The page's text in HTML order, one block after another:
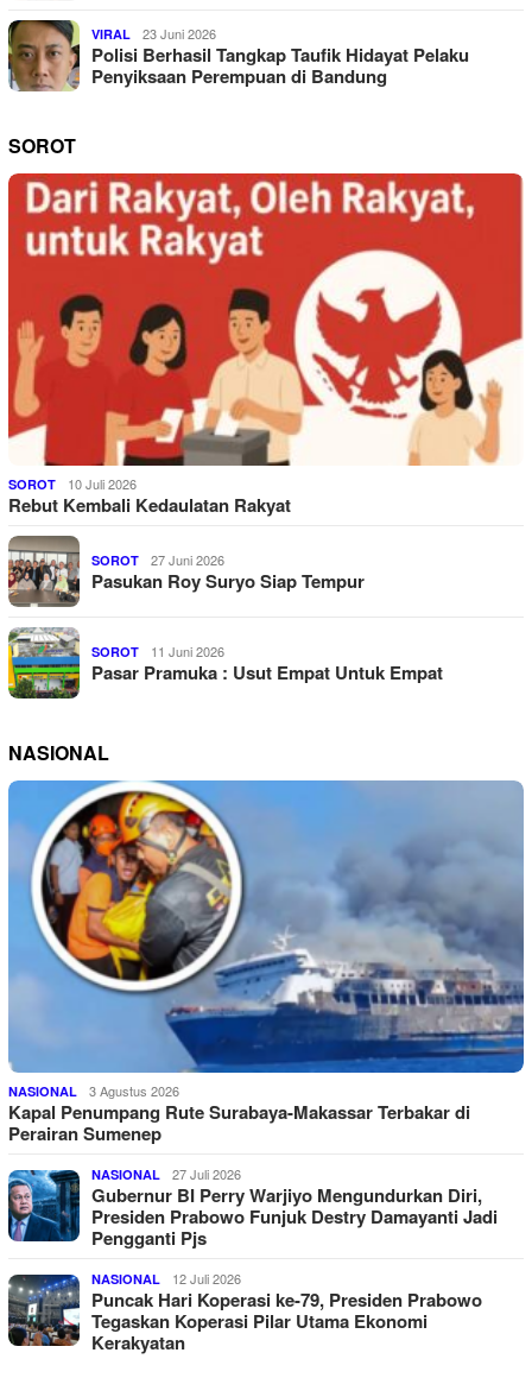
VIRAL 23 Juni 2026
Polisi Berhasil Tangkap Taufik Hidayat Pelaku
Penyiksaan Perempuan di Bandung
SOROT
SOROT 10 Juli 2026
Rebut Kembali Kedaulatan Rakyat
SOROT 27 Juni 2026
Pasukan Roy Suryo Siap Tempur
SOROT 11 Juni 2026
Pasar Pramuka : Usut Empat Untuk Empat
NASIONAL
NASIONAL 3 Agustus 2026
Kapal Penumpang Rute Surabaya-Makassar Terbakar di
Perairan Sumenep
NASIONAL 27 Juli 2026
Gubernur BI Perry Warjiyo Mengundurkan Diri,
Presiden Prabowo Funjuk Destry Damayanti Jadi
Pengganti Pjs
NASIONAL 12 Juli 2026
Puncak Hari Koperasi ke-79, Presiden Prabowo
Tegaskan Koperasi Pilar Utama Ekonomi
Kerakyatan